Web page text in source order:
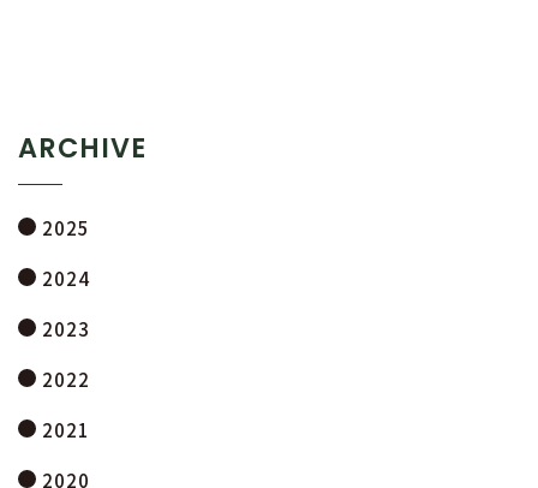
ARCHIVE
2025
2024
2023
2022
2021
2020